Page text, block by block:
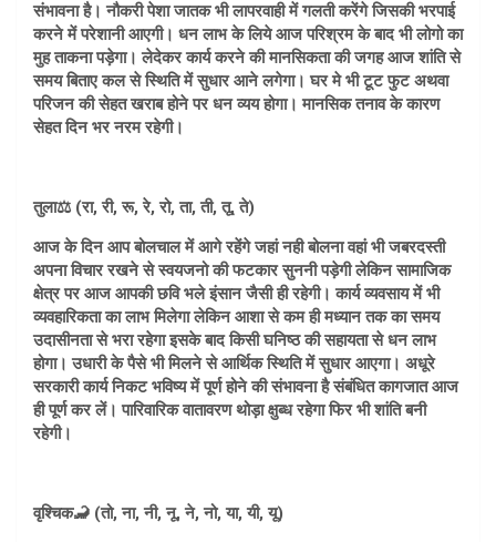
संभावना है। नौकरी पेशा जातक भी लापरवाही में गलती करेंगे जिसकी भरपाई
करने में परेशानी आएगी। धन लाभ के लिये आज परिश्रम के बाद भी लोगो का
मुह ताकना पड़ेगा। लेदेकर कार्य करने की मानसिकता की जगह आज शांति से
समय बिताए कल से स्थिति में सुधार आने लगेगा। घर मे भी टूट फुट अथवा
परिजन की सेहत खराब होने पर धन व्यय होगा। मानसिक तनाव के कारण
सेहत दिन भर नरम रहेगी।
तुला⚖️ (रा, री, रू, रे, रो, ता, ती, तू, ते)
आज के दिन आप बोलचाल में आगे रहेंगे जहां नही बोलना वहां भी जबरदस्ती
अपना विचार रखने से स्वयजनो की फटकार सुननी पड़ेगी लेकिन सामाजिक
क्षेत्र पर आज आपकी छवि भले इंसान जैसी ही रहेगी। कार्य व्यवसाय में भी
व्यवहारिकता का लाभ मिलेगा लेकिन आशा से कम ही मध्यान तक का समय
उदासीनता से भरा रहेगा इसके बाद किसी घनिष्ठ की सहायता से धन लाभ
होगा। उधारी के पैसे भी मिलने से आर्थिक स्थिति में सुधार आएगा। अधूरे
सरकारी कार्य निकट भविष्य में पूर्ण होने की संभावना है संबंधित कागजात आज
ही पूर्ण कर लें। पारिवारिक वातावरण थोड़ा क्षुब्ध रहेगा फिर भी शांति बनी
रहेगी।
वृश्चिक🦂 (तो, ना, नी, नू, ने, नो, या, यी, यू)